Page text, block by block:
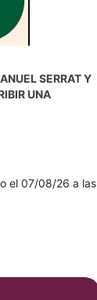
SERRAT Y
UNA
el 07/08/26 a las